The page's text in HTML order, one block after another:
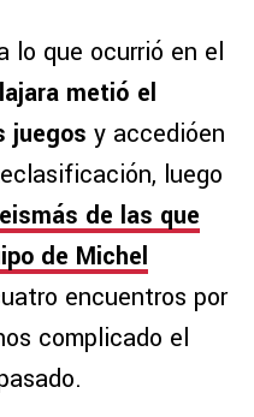
lo que ocurrió en el
metió el
juegos y accedióen
luego
de las que
de Michel
encuentros por
complicado el